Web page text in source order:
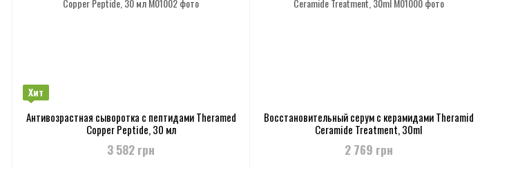
Хит
Антивозрастная сыворотка с пептидами Theramed
Copper Peptide, 30 мл
3 582 грн
Восстановительный серум с керамидами Theramid
Ceramide Treatment, 30ml
2 769 грн